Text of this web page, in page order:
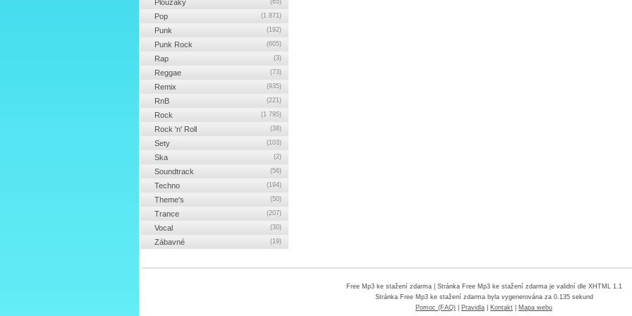
Ploužáky (65)
Pop (1 871)
Punk (192)
Punk Rock (605)
Rap (3)
Reggae (73)
Remix (935)
RnB (221)
Rock (1 795)
Rock 'n' Roll (38)
Sety (103)
Ska (2)
Soundtrack (56)
Techno (194)
Theme's (50)
Trance (207)
Vocal (30)
Zábavné (19)
Free Mp3 ke stažení zdarma| Stránka Free Mp3 ke stažení zdarma je validní dle XHTML 1.1
Stránka Free Mp3 ke stažení zdarmabyla vygenerována za 0.135 sekund
Pomoc (FAQ)
Pravidla Kontakt Mapa webu